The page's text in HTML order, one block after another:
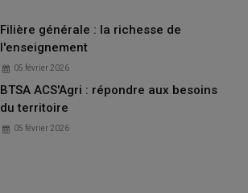
Filière générale : la richesse de
l'enseignement
05 février 2026
BTSA ACS'Agri : répondre aux besoins
du territoire
05 février 2026